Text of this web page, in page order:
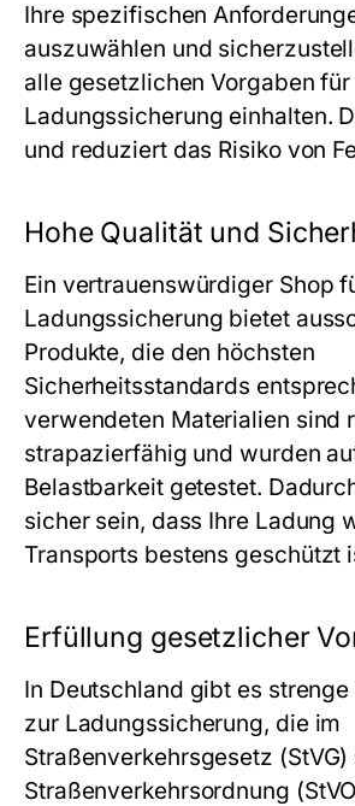
Ihre spezifischen
auszuwählen und
alle gesetzlichen Vorgaben
Ladungssicherung einhalten.
und reduziert das Risiko von
Hohe Qualität und
Ein vertrauenswürdiger Shop
Ladungssicherung bietet
Produkte, die den höchsten
Sicherheitsstandards
verwendeten Materialien sind
strapazierfähig und wurden
Belastbarkeit getestet.
sicher sein, dass Ihre Ladung
Transports bestens geschützt
Erfüllung gesetzlicher
In Deutschland gibt es
zur Ladungssicherung, die im
Straßenverkehrsgesetz
Straßenverkehrsordnung